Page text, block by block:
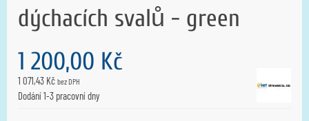
dýchacích svalů - green
1 200,00 Kč
1 071,43 Kč bez DPH
Dodání 1-3 pracovní dny